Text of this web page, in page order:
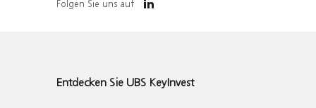
Folgen Sie uns auf
Entdecken Sie UBS KeyInvest